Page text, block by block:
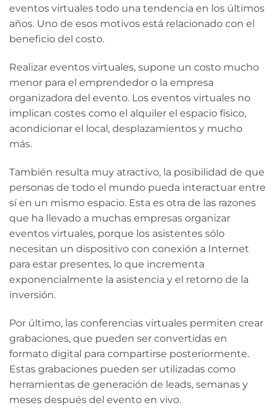
eventos virtuales todo una tendencia en los últimos
años. Uno de esos motivos está relacionado con el
beneficio del costo.
Realizar eventos virtuales, supone un costo mucho
menor para el emprendedor o la empresa
organizadora del evento. Los eventos virtuales no
implican costes como el alquiler el espacio físico,
acondicionar el local, desplazamientos y mucho
más.
También resulta muy atractivo, la posibilidad de que
personas de todo el mundo pueda interactuar entre
sí en un mismo espacio. Esta es otra de las razones
que ha llevado a muchas empresas organizar
eventos virtuales, porque los asistentes sólo
necesitan un dispositivo con conexión a Internet
para estar presentes, lo que incrementa
exponencialmente la asistencia y el retorno de la
inversión.
Por último, las conferencias virtuales permiten crear
grabaciones, que pueden ser convertidas en
formato digital para compartirse posteriormente.
Estas grabaciones pueden ser utilizadas como
herramientas de generación de leads, semanas y
meses después del evento en vivo.